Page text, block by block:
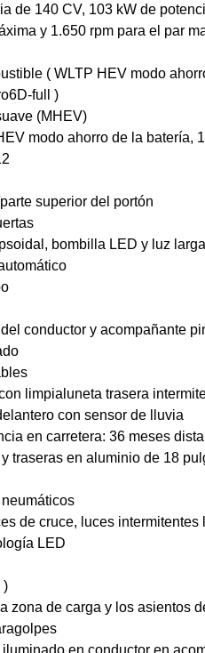
de 140 CV, 103 kW de
y 1.650 rpm para el par
( WLTP HEV modo
full )
(MHEV)
modo ahorro de la batería,
superior del portón
bombilla LED y luz
conductor y acompañante
limpialuneta trasera
con sensor de lluvia
en carretera: 36 meses
traseras en aluminio de 18
de cruce, luces
LED
)
zona de carga y los asientos
en conductor en